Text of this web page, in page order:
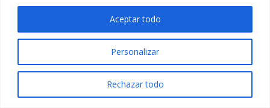
Personalizar
Rechazar todo
Aceptar todo